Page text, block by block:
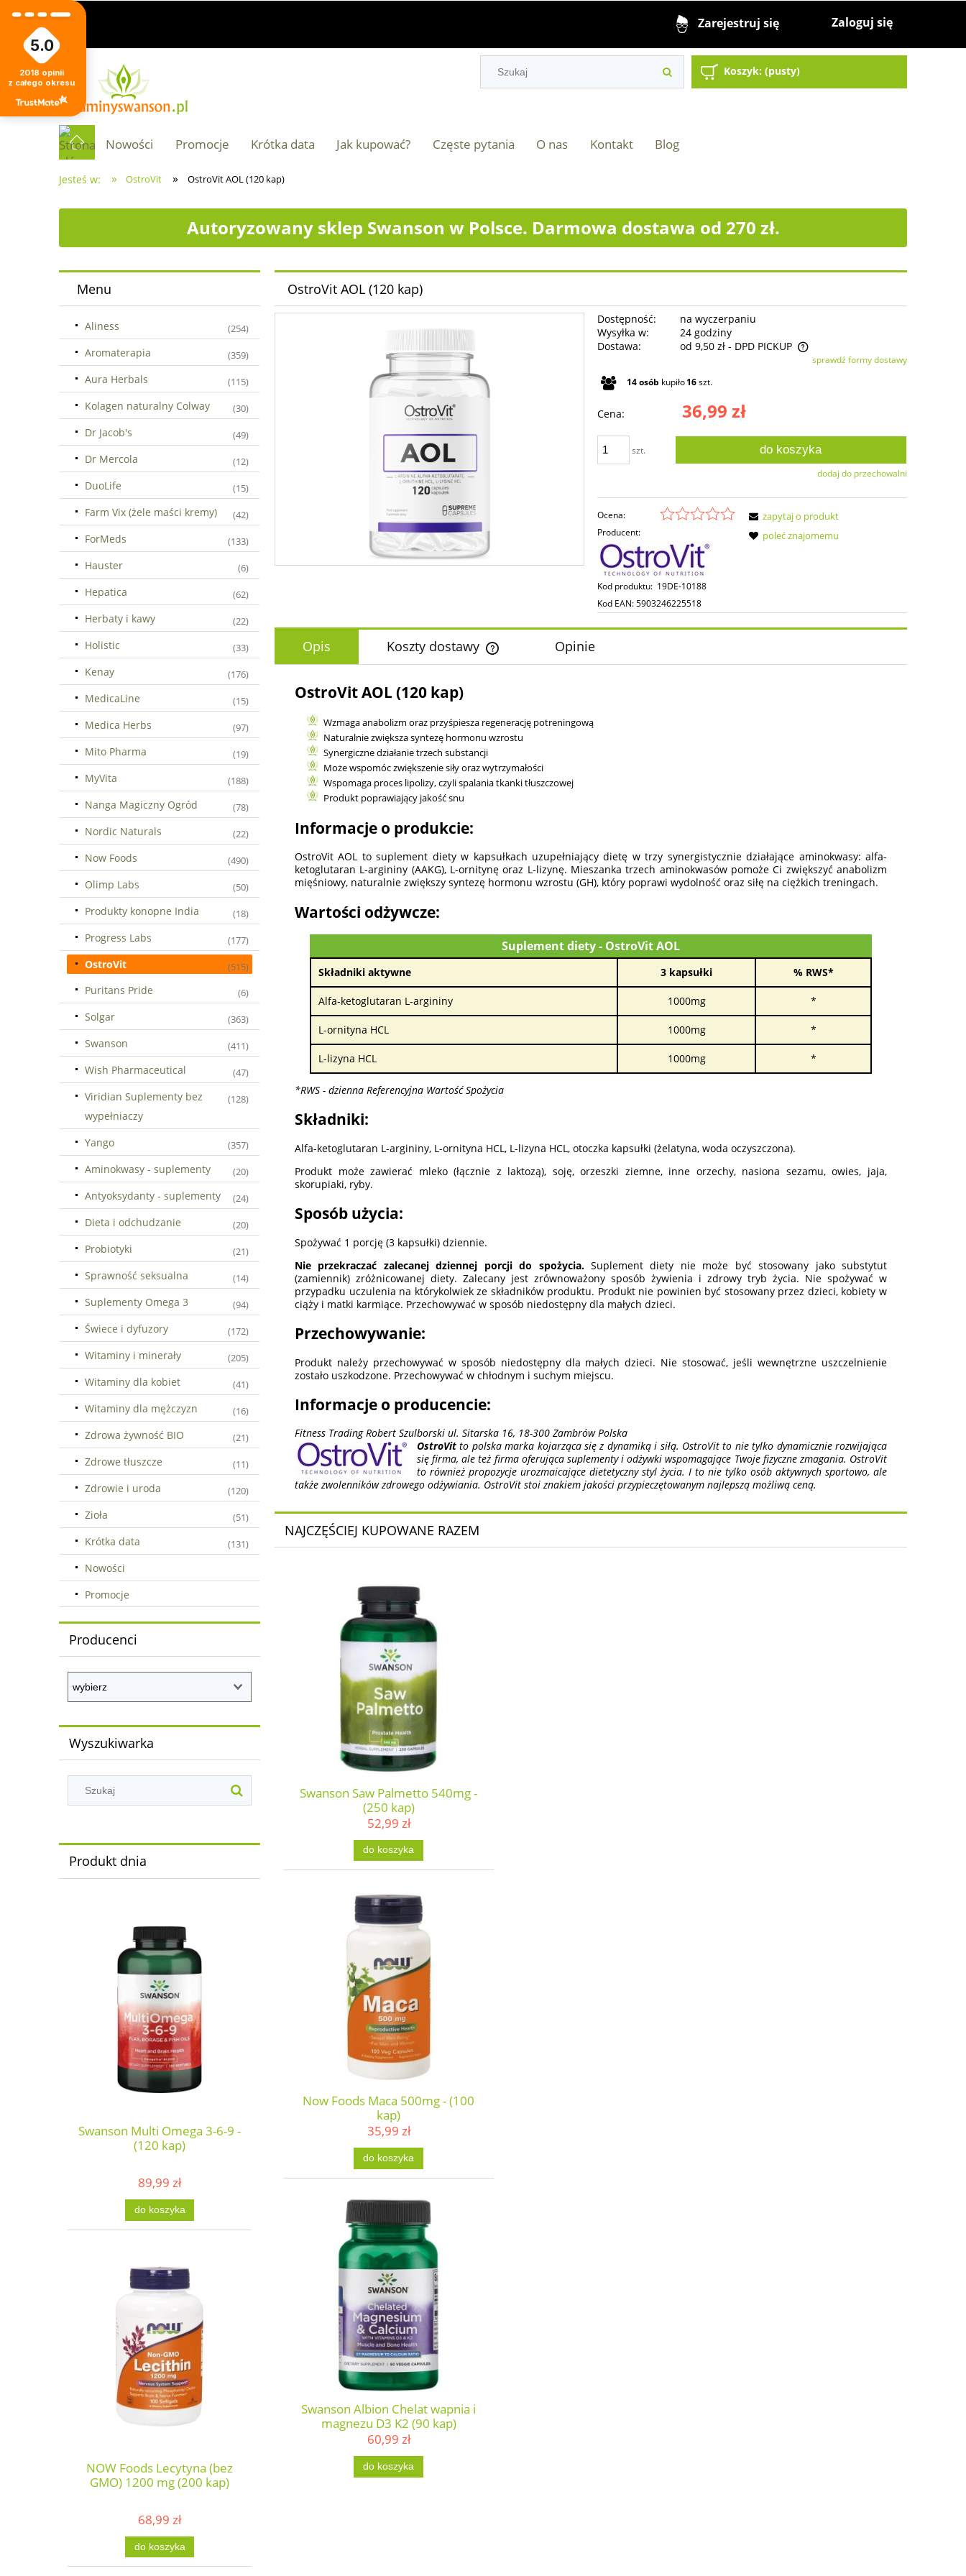
Zarejestruj się Zaloguj się
Koszyk: (pusty)
Nowości Promocje Krótka data Jak kupować? Częste pytania O nas Kontakt Blog
Jesteś w: » OstroVit » OstroVit AOL (120 kap)
Autoryzowany sklep Swanson w Polsce. Darmowa dostawa od 270 zł.
Menu
Aliness (254)
Aromaterapia (359)
Aura Herbals (115)
Kolagen naturalny Colway (30)
Dr Jacob's (49)
Dr Mercola (12)
DuoLife (15)
Farm Vix (żele maści kremy) (42)
ForMeds (133)
Hauster (6)
Hepatica (62)
Herbaty i kawy (22)
Holistic (33)
Kenay (176)
MedicaLine (15)
Medica Herbs (97)
Mito Pharma (19)
MyVita (188)
Nanga Magiczny Ogród (78)
Nordic Naturals (22)
Now Foods (490)
Olimp Labs (50)
Produkty konopne India (18)
Progress Labs (177)
OstroVit (515)
Puritans Pride (6)
Solgar (363)
Swanson (411)
Wish Pharmaceutical (47)
Viridian Suplementy bez
wypełniaczy
(128)
Yango (357)
Aminokwasy - suplementy (20)
Antyoksydanty - suplementy (24)
Dieta i odchudzanie (20)
Probiotyki (21)
Sprawność seksualna (14)
Suplementy Omega 3 (94)
Świece i dyfuzory (172)
Witaminy i minerały (205)
Witaminy dla kobiet (41)
Witaminy dla mężczyzn (16)
Zdrowa żywność BIO (21)
Zdrowe tłuszcze (11)
Zdrowie i uroda (120)
Zioła (51)
Krótka data (131)
Nowości
Promocje
Producenci
Wyszukiwarka
Produkt dnia
Swanson Multi Omega 3-6-9 -
(120 kap)
89,99 zł
do koszyka
NOW Foods Lecytyna (bez
GMO) 1200 mg (200 kap)
68,99 zł
do koszyka
OstroVit AOL (120 kap)
Dostępność:
na wyczerpaniu
Wysyłka w:
24 godziny
Dostawa:
od 9,50 zł - DPD PICKUP
Cena nie zawiera ewentualnych kosztów
płatności
sprawdź formy dostawy
14osób kupiło16szt.
Cena: 36,99 zł
szt. do koszyka
dodaj do przechowalni
Ocena:
Producent:
Kod produktu: 19DE-10188
Kod EAN:5903246225518
zapytaj o produkt
poleć znajomemu
Opis Koszty dostawy Opinie
OstroVit AOL (120 kap)
Wzmaga anabolizm oraz przyśpiesza regenerację potreningową
Naturalnie zwiększa syntezę hormonu wzrostu
Synergiczne działanie trzech substancji
Może wspomóc zwiększenie siły oraz wytrzymałości
Wspomaga proces lipolizy, czyli spalania tkanki tłuszczowej
Produkt poprawiający jakość snu
Informacje o produkcie:
OstroVit AOL to suplement diety w kapsułkach uzupełniający dietę w trzy synergistycznie działające aminokwasy: alfa-
ketoglutaran L-argininy (AAKG), L-ornitynę oraz L-lizynę. Mieszanka trzech aminokwasów pomoże Ci zwiększyć anabolizm
mięśniowy, naturalnie zwiększy syntezę hormonu wzrostu (GH), który poprawi wydolność oraz siłę na ciężkich treningach.
Wartości odżywcze:
Suplement diety - OstroVit AOL
Składniki aktywne 3 kapsułki % RWS*
Alfa-ketoglutaran L-argininy 1000mg *
L-ornityna HCL 1000mg *
L-lizyna HCL 1000mg *
*RWS - dzienna Referencyjna Wartość Spożycia
Składniki:
Alfa-ketoglutaran L-argininy, L-ornityna HCL, L-lizyna HCL, otoczka kapsułki (żelatyna, woda oczyszczona).
Produkt może zawierać mleko (łącznie z laktozą), soję, orzeszki ziemne, inne orzechy, nasiona sezamu, owies, jaja,
skorupiaki, ryby.
Sposób użycia:
Spożywać 1 porcję (3 kapsułki) dziennie.
Nie przekraczać zalecanej dziennej porcji do spożycia.Suplement diety nie może być stosowany jako substytut
(zamiennik) zróżnicowanej diety. Zalecany jest zrównoważony sposób żywienia i zdrowy tryb życia. Nie spożywać w
przypadku uczulenia na którykolwiek ze składników produktu. Produkt nie powinien być stosowany przez dzieci, kobiety w
ciąży i matki karmiące. Przechowywać w sposób niedostępny dla małych dzieci.
Przechowywanie:
Produkt należy przechowywać w sposób niedostępny dla małych dzieci. Nie stosować, jeśli wewnętrzne uszczelnienie
zostało uszkodzone. Przechowywać w chłodnym i suchym miejscu.
Informacje o producencie:
Fitness Trading Robert Szulborski ul. Sitarska 16, 18-300 Zambrów Polska
OstroVit to polska marka kojarząca się z dynamiką i siłą. OstroVit to nie tylko dynamicznie rozwijająca
się firma, ale też firma oferująca suplementy i odżywki wspomagające Twoje fizyczne zmagania. OstroVit
to również propozycje urozmaicające dietetyczny styl życia. I to nie tylko osób aktywnych sportowo, ale
także zwolenników zdrowego odżywiania. OstroVit stoi znakiem jakości przypieczętowanym najlepszą możliwą ceną.
NAJCZĘŚCIEJ KUPOWANE RAZEM
Swanson Saw Palmetto 540mg -
(250 kap)
52,99 zł
do koszyka
Now Foods Maca 500mg - (100
kap)
35,99 zł
do koszyka
Swanson Albion Chelat wapnia i
magnezu D3 K2 (90 kap)
60,99 zł
do koszyka
5.0
2018 opinii
z całego okresu